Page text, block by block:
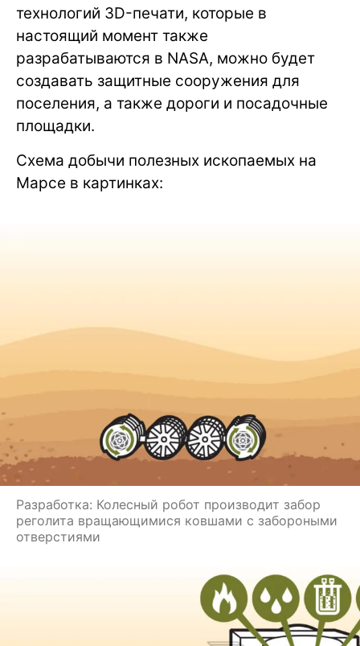
технологий 3D-печати, которые в
настоящий момент также
разрабатываются в NASA, можно будет
создавать защитные сооружения для
поселения, а также дороги и посадочные
площадки.
Схема добычи полезных ископаемых на
Марсе в картинках:
Разработка: Колесный робот производит забор
реголита вращающимися ковшами с забороными
отверстиями